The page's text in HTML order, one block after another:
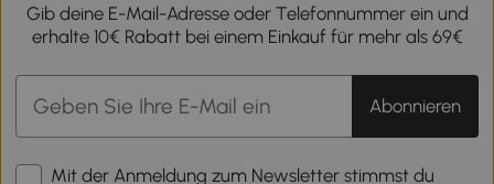
Gib deine E-Mail-Adresse oder Telefonnummer ein und
erhalte 10€ Rabatt bei einem Einkauf für mehr als 69€
Abonnieren
Mit der Anmeldung zum Newsletter stimmst du